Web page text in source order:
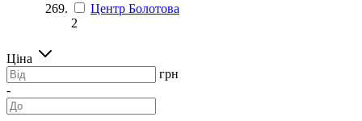
Центр Болотова
2
Ціна
грн
-